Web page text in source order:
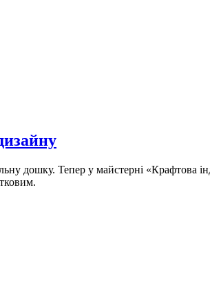
дошку. Тепер у майстерні «Крафтова